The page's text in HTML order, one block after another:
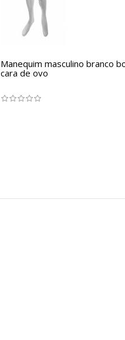
Manequim masculino branco
cara de ovo